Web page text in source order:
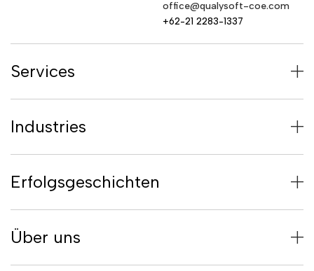
office@qualysoft-coe.com
+62-21 2283-1337
Services
Industries
Erfolgsgeschichten
Über uns